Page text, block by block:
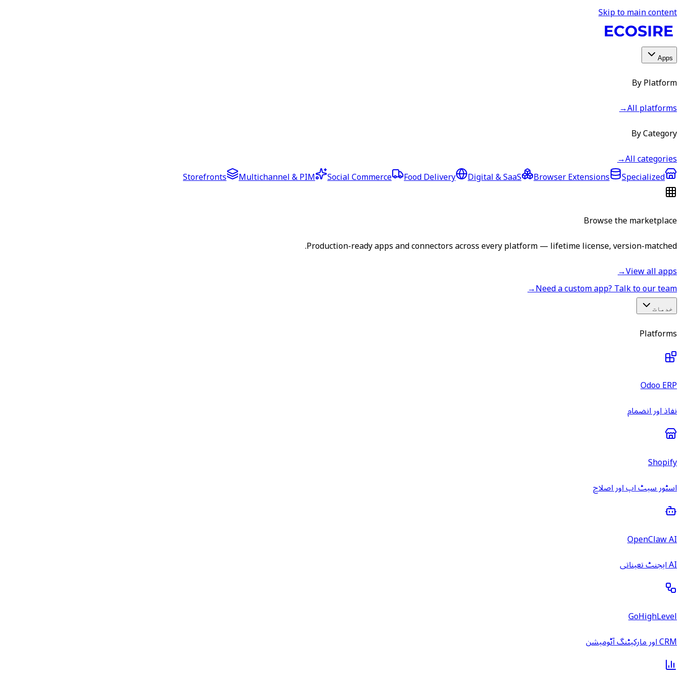
Skip to main content
Apps
By Platform
All platforms
→
By Category
All categories
→
Storefronts
Multichannel & PIM Social Commerce Food Delivery Digital & SaaS Browser Extensions Specialized
Browse the marketplace
Production-ready apps and connectors across every platform — lifetime license, version-matched.
View all apps
→
Need a custom app? Talk to our team
→
خدمات
Platforms
Odoo ERP
نفاذ اور انضمام
Shopify
اسٹور سیٹ اپ اور اصلاح
OpenClaw AI
AI ایجنٹ تعیناتی
GoHighLevel
CRM اور مارکیٹنگ آٹومیشن